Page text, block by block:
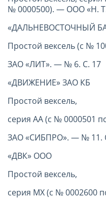
№ 0000500). — ООО «Н.
«ДАЛЬНЕВОСТОЧНЫЙ
Простой вексель (с №
ЗАО «ЛИТ». — № 6. С. 17
«ДВИЖЕНИЕ» ЗАО КБ
Простой вексель,
серия АА (с № 0000501
ЗАО «СИБПРО». — № 11.
«ДВК» ООО
Простой вексель,
серия МХ (с № 0002600